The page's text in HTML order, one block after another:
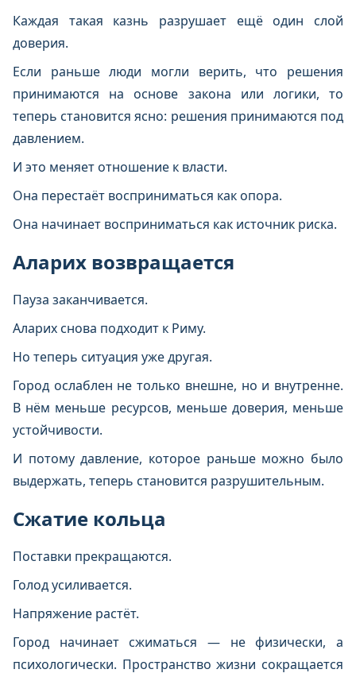
Каждая такая казнь разрушает ещё один слой
доверия.
Если раньше люди могли верить, что решения
принимаются на основе закона или логики, то
теперь становится ясно: решения принимаются под
давлением.
И это меняет отношение к власти.
Она перестаёт восприниматься как опора.
Она начинает восприниматься как источник риска.
Аларих возвращается
Пауза заканчивается.
Аларих снова подходит к Риму.
Но теперь ситуация уже другая.
Город ослаблен не только внешне, но и внутренне.
В нём меньше ресурсов, меньше доверия, меньше
устойчивости.
И потому давление, которое раньше можно было
выдержать, теперь становится разрушительным.
Сжатие кольца
Поставки прекращаются.
Голод усиливается.
Напряжение растёт.
Город начинает сжиматься — не физически, а
психологически. Пространство жизни сокращается